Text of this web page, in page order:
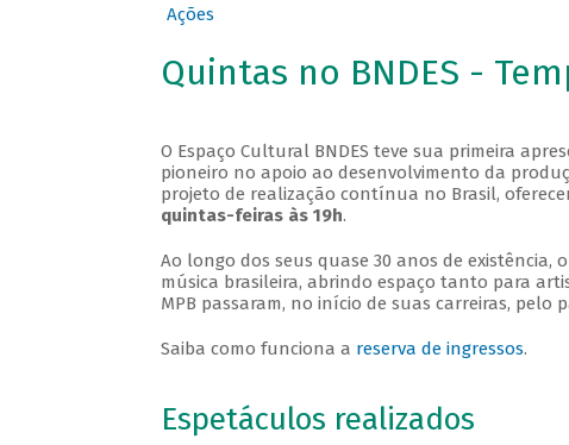
Ações
Quintas no BNDES -
O Espaço Cultural BNDES teve sua primeira
pioneiro no apoio ao desenvolvimento da
projeto de realização contínua no Brasil,
quintas-feiras às 19h.
Ao longo dos seus quase 30 anos de existência, o
música brasileira, abrindo espaço tanto para
MPB passaram, no início de suas carreiras, pelo
Saiba como funciona a reserva de ingressos.
Espetáculos realizados